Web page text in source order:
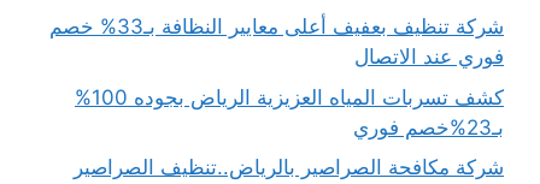
شركة تنظيف بعفيف أعلى معايير النظافة بـ33% خصم
فوري عند الاتصال
كشف تسربات المياه العزيزية الرياض بجوده 100%
بـ23%خصم فوري
شركة مكافحة الصراصير بالرياض..تنظيف الصراصير